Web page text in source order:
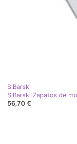
S.Barski
56,70 €